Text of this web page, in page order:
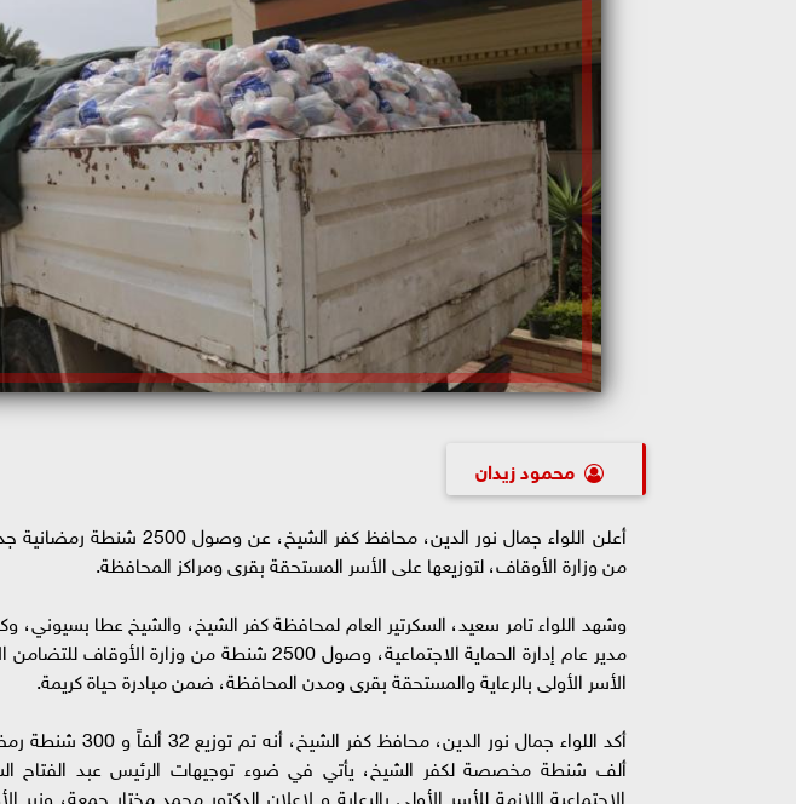
محمود زيدان
من وزارة الأوقاف، لتوزيعها على الأسر المستحقة بقرى ومراكز المحافظة.
وشهد اللواء تامر سعيد، السكرتير العام لمحافظة كفر الشيخ، والشيخ عطا بسيوني،
مدير عام إدارة الحماية الاجتماعية، وصول 2500 شنطة من
الأسر الأولى بالرعاية والمستحقة بقرى ومدن المحافظة، ضمن مبادرة حياة كريمة.
ألف شنطة مخصصة لكفر الشيخ، يأتي في ضوء توجيهات الرئيس عبد الفتاح
الاجتماعية اللازمة للأسر الأولى بالرعاية و لإعلان الدكتور محمد مختار جمعة،